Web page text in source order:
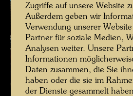
Zugriffe auf unsere Website
Außerdem geben wir
Verwendung unserer
Partner für soziale Medien,
Analysen weiter. Unsere
Informationen
Daten zusammen, die Sie
haben oder die sie im
der Dienste gesammelt haben